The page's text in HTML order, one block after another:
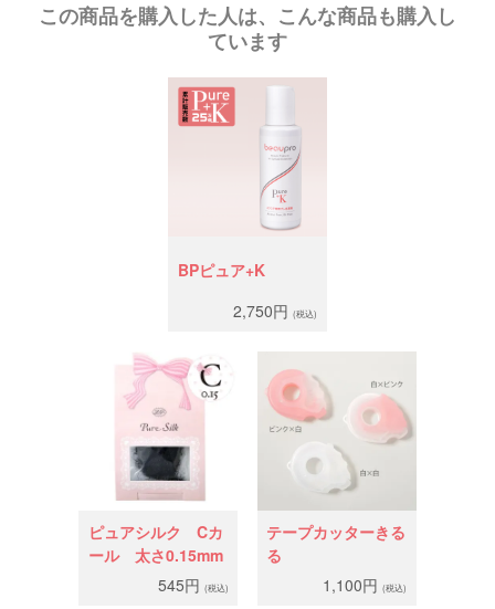
この商品を購入した人は、こんな商品も購入し
ています
BPピュア+K
2,750円(税込)
ピュアシルク Cカ
ール 太さ0.15mm
545円 (税込)
テープカッターきる
る
1,100円(税込)